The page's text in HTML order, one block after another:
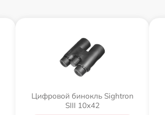
Цифровой бинокль Sightron
SIII 10x42